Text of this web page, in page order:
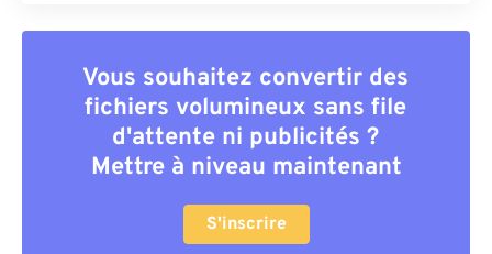
Vous souhaitez convertir des
fichiers volumineux sans file
d'attente ni publicités ?
Mettre à niveau maintenant
S'inscrire